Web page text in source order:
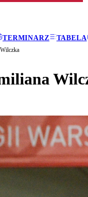
TERMINARZ TABELA